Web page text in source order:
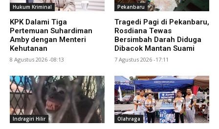
Hukum Kriminal
KPK Dalami Tiga
Pertemuan Suhardiman
Amby dengan Menteri
Kehutanan
8 Agustus 2026 -08:13
Pekanbaru
Tragedi Pagi di Pekanbaru,
Rosdiana Tewas
Bersimbah Darah Diduga
Dibacok Mantan Suami
7 Agustus 2026 -17:11
Indragiri Hilir Olahraga